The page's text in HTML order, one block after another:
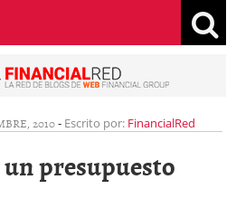
2010- Escrito por: FinancialRed
un presupuesto